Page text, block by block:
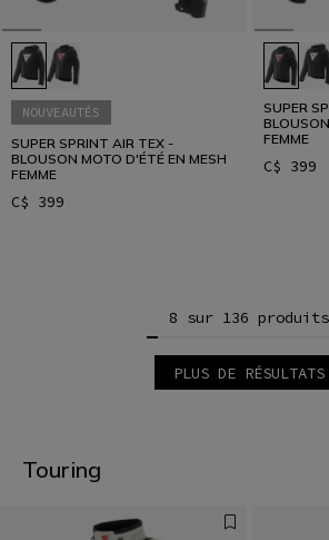
NOUVEAUTÉS
SUPER SPRINT AIR TEX -
BLOUSON MOTO D'ÉTÉ EN MESH
FEMME
C$ 399
SUPER
FEMME
C$ 399
8 sur 136 produits
PLUS DE RÉSULTATS
6
Touring